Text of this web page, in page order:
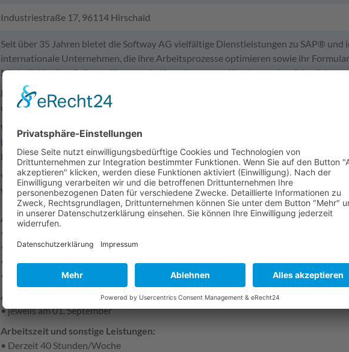
Industriestraße 17, 96114 Hirschaid
Seit über 35 Jahren bietet die Softway AG vielfältige Dienstleistungen zu SAP®
internationale Unternehmen, die ihre Arbeitsprozesse optimieren sowie ihr
Mit individuellen Softwarelösungen helfen wir unseren Kunden noch erfolgreicher
Die Softway AG zeichnet sich durch ihre familiäre Arbeitsatmosphäre aus. Flache
und das persönliche Wohl unserer Mitarbeiterinnen und Mitarbeiter stehen im
Wir bieten unter anderem folgende Benefits an: Home Office, betriebliche
leistungsgerechte Bezahlung, kostenlose Getränke am Arbeitsplatz, kostenloses
Fitness-Mitgliedschaft über Hansefit zu erhalten und vieles mehr...
Vielleicht können wir auch dich bald in unser Team aufnehmen!?
Wir freuen uns auf dich und deine Bewerbung!
Ausbildungsberufe:
• Fachinformatiker/in (m/w/d) - Fachrichtung „Anwendungsentwicklung”
• Fachinformatiker/in (m/w/d) - Fachrichtung „Systemintegration”
• Kaufmann/-frau (m/w/d) für Büromanagement - Fachrichtung „Verwaltung”
• Kaufmann/-frau (m/w/d) für Büromanagement - Fachrichtung „Vertrieb”
Ausbildungsbeginn:
• jeweils am 01. September
Arbeitszeit und sonstige Leistungen:
• Derzeit 40 Stunden/Woche